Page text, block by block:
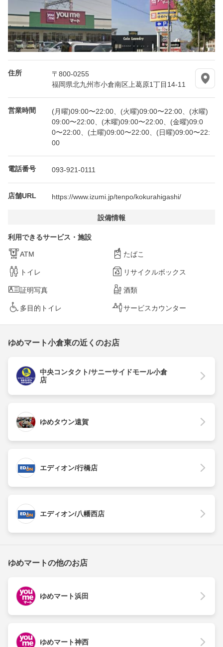
住所
〒800-0255
福岡県北九州市小倉南区上葛原1丁目14-11
営業時間
(月曜)09:00〜22:00、(火曜)09:00〜22:00、(水曜)
09:00〜22:00、(木曜)09:00〜22:00、(金曜)09:0
0〜22:00、(土曜)09:00〜22:00、(日曜)09:00〜22:
00
電話番号 093-921-0111
店舗URL https://www.izumi.jp/tenpo/kokurahigashi/
設備情報
利用できるサービス・施設
ATM たばこ
トイレ リサイクルボックス
証明写真 酒類
多目的トイレ サービスカウンター
ゆめマート小倉東の近くのお店
中央コンタクト/サニーサイドモール小倉
店
ゆめタウン遠賀
エディオン/行橋店
エディオン/八幡西店
ゆめマートの他のお店
ゆめマート浜田
ゆめマート神西